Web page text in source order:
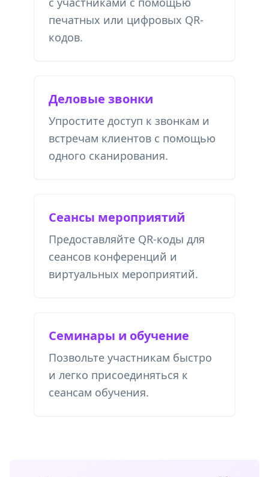
печатных или цифровых QR-
кодов.
Деловые звонки
Упростите доступ к звонкам и
встречам клиентов с помощью
одного сканирования.
Сеансы мероприятий
Предоставляйте QR-коды для
сеансов конференций и
виртуальных мероприятий.
Семинары и обучение
Позвольте участникам быстро
и легко присоединяться к
сеансам обучения.